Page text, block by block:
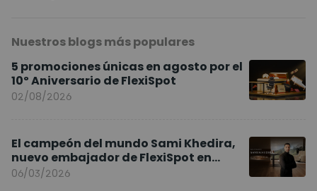
Nuestros blogs más populares
5 promociones únicas en agosto por el
10º Aniversario de FlexiSpot
02/08/2026
El campeón del mundo Sami Khedira,
nuevo embajador de FlexiSpot en
Europa
06/03/2026